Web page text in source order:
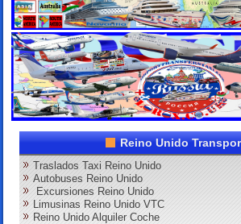
Reino Unido
Traslados Taxi Reino Unido
Autobuses Reino Unido
Excursiones Reino Unido
Limusinas Reino Unido VTC
Reino Unido Alquiler Coche